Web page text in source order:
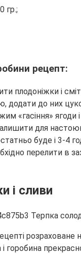
гр.;
рецепт:
плодоніжки і
додати до них
«гасіння» ягоди
для
буде і 3-4
перелити в
і сливи
і горобина